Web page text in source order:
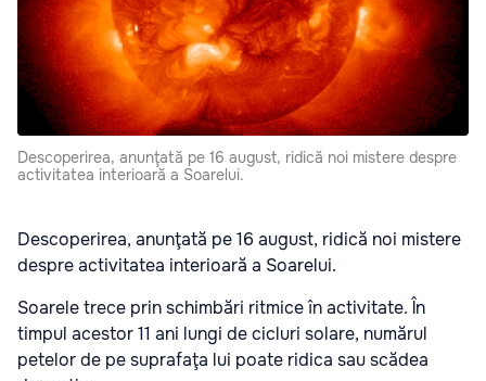
Descoperirea, anunţată pe 16 august, ridică noi mistere despre
activitatea interioară a Soarelui.
Descoperirea, anunţată pe 16 august, ridică noi mistere
despre activitatea interioară a Soarelui.
Soarele trece prin schimbări ritmice în activitate. În
timpul acestor 11 ani lungi de cicluri solare, numărul
petelor de pe suprafaţa lui poate ridica sau scădea